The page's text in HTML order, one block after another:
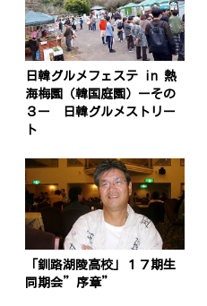
日韓グルメフェステ in 熱
海梅園（韓国庭園）ーその
３ー 日韓グルメストリー
ト
「釧路湖陵高校」１７期生
同期会”序章”